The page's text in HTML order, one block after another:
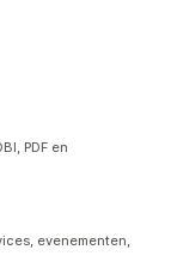
PDF en
evenementen,